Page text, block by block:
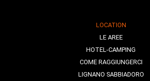
LOCATION
LE AREE
HOTEL-CAMPING
COME RAGGIUNGERCI
LIGNANO SABBIADORO